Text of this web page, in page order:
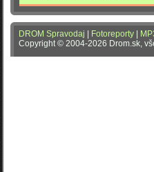
DROM Spravodaj Fotoreporty
Copyright © 2004-2026 Drom.sk,